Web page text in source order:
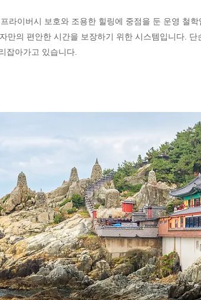
라이버시 보호와 조용한 힐링에 중점을 둔 운영 철
만의 편안한 시간을 보장하기 위한 시스템입니다.
잡아가고 있습니다.